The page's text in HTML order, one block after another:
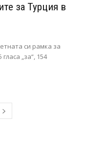
за Турция в
си рамка за
„за“, 154